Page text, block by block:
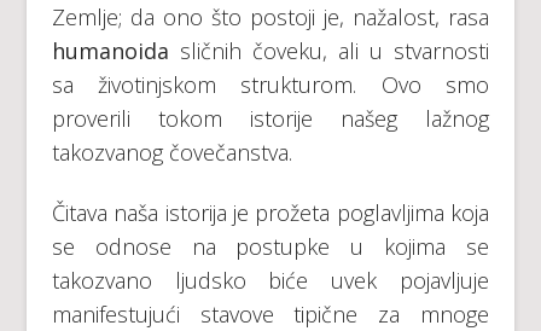
Zemlje; da ono što postoji je, nažalost, rasa
humanoida sličnih čoveku, ali u stvarnosti
sa životinjskom strukturom. Ovo smo
proverili tokom istorije našeg lažnog
takozvanog čovečanstva.
Čitava naša istorija je prožeta poglavljima koja
se odnose na postupke u kojima se
takozvano ljudsko biće uvek pojavljuje
manifestujući stavove tipične za mnoge